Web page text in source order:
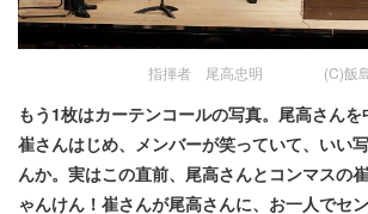
指揮者 尾高忠明 (C)飯
もう1枚はカーテンコールの写真。尾高さん
崔さんはじめ、メンバーが笑っていて、いい
んか。実はこの直前、尾高さんとコンマスの
ゃんけん！崔さんが尾高さんに、お一人でセ